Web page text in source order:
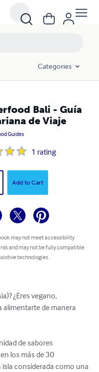
Categories
Bali - Guía
de Viaje
Guides
1 rating
Add to Cart
may not meet accessibility
and may not be fully compatible
technologies.
¿Eres vegano,
alimentarte de manera
de sabores
los más de 30
considerada como una